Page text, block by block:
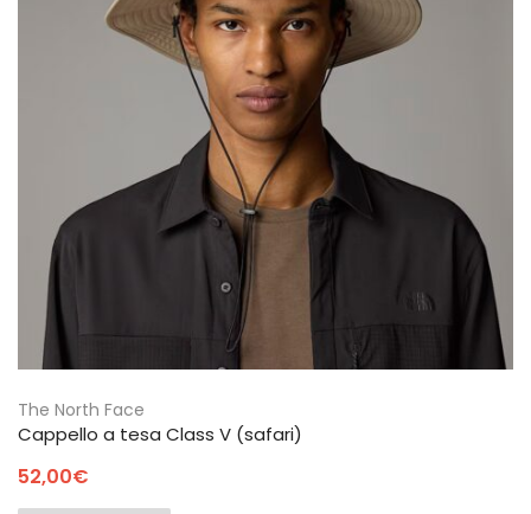
The North Face
Cappello a tesa Class V (safari)
52,00€